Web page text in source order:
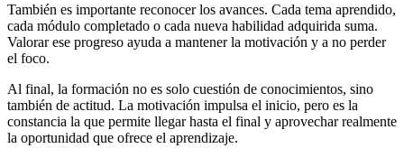
También es importante reconocer los avances. Cada tema aprendido,
cada módulo completado o cada nueva habilidad adquirida suma.
Valorar ese progreso ayuda a mantener la motivación y a no perder
el foco.
Al final, la formación no es solo cuestión de conocimientos, sino
también de actitud. La motivación impulsa el inicio, pero es la
constancia la que permite llegar hasta el final y aprovechar realmente
la oportunidad que ofrece el aprendizaje.